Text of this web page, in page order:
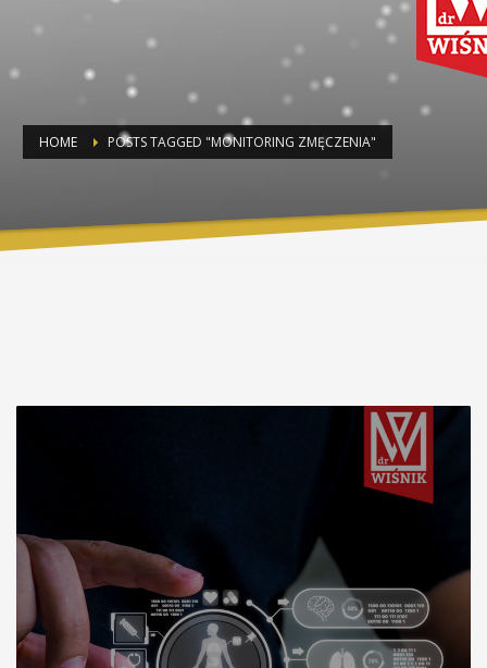
HOME POSTS TAGGED "MONITORING ZMĘCZENIA"